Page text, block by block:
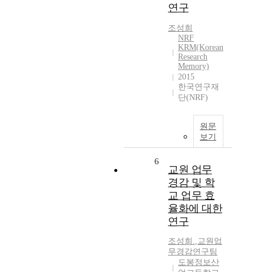
연구
조성희
NRF
KRM(Korean
Research
Memory)
2015
한국연구재
단(NRF)
원문
보기
6
교원 업무
경감 및 학
교 업무 효
율화에 대한
연구
조성희.,교원업
무경감연구팀
도봉정보산